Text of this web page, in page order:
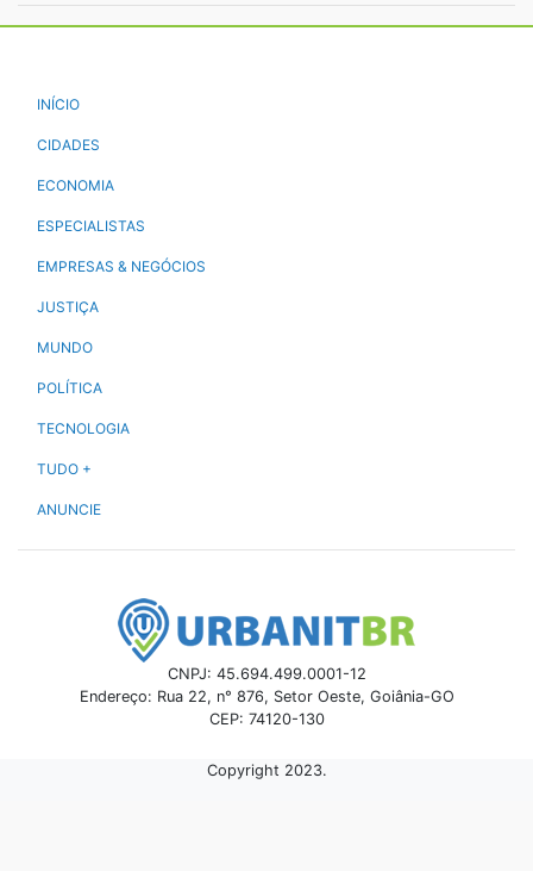
INÍCIO
CIDADES
ECONOMIA
ESPECIALISTAS
EMPRESAS & NEGÓCIOS
JUSTIÇA
MUNDO
POLÍTICA
TECNOLOGIA
TUDO +
ANUNCIE
CNPJ: 45.694.499.0001-12
Endereço: Rua 22, n° 876, Setor Oeste, Goiânia-GO
CEP: 74120-130
Copyright 2023.